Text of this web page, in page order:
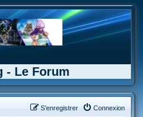
- Le Forum
Connexion
S’enregistrer